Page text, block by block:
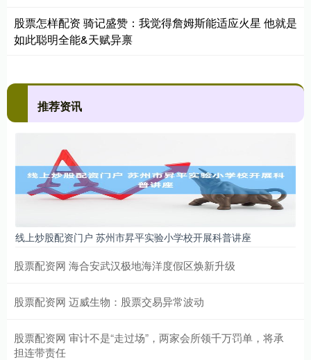
股票怎样配资 骑记盛赞：我觉得詹姆斯能适应火星 他就是
如此聪明全能&天赋异禀
推荐资讯
线上炒股配资门户 苏州市昇平实验小学校开展科普讲座
股票配资网 海合安武汉极地海洋度假区焕新升级
股票配资网 迈威生物：股票交易异常波动
股票配资网 审计不是“走过场”，两家会所领千万罚单，将承
担连带责任